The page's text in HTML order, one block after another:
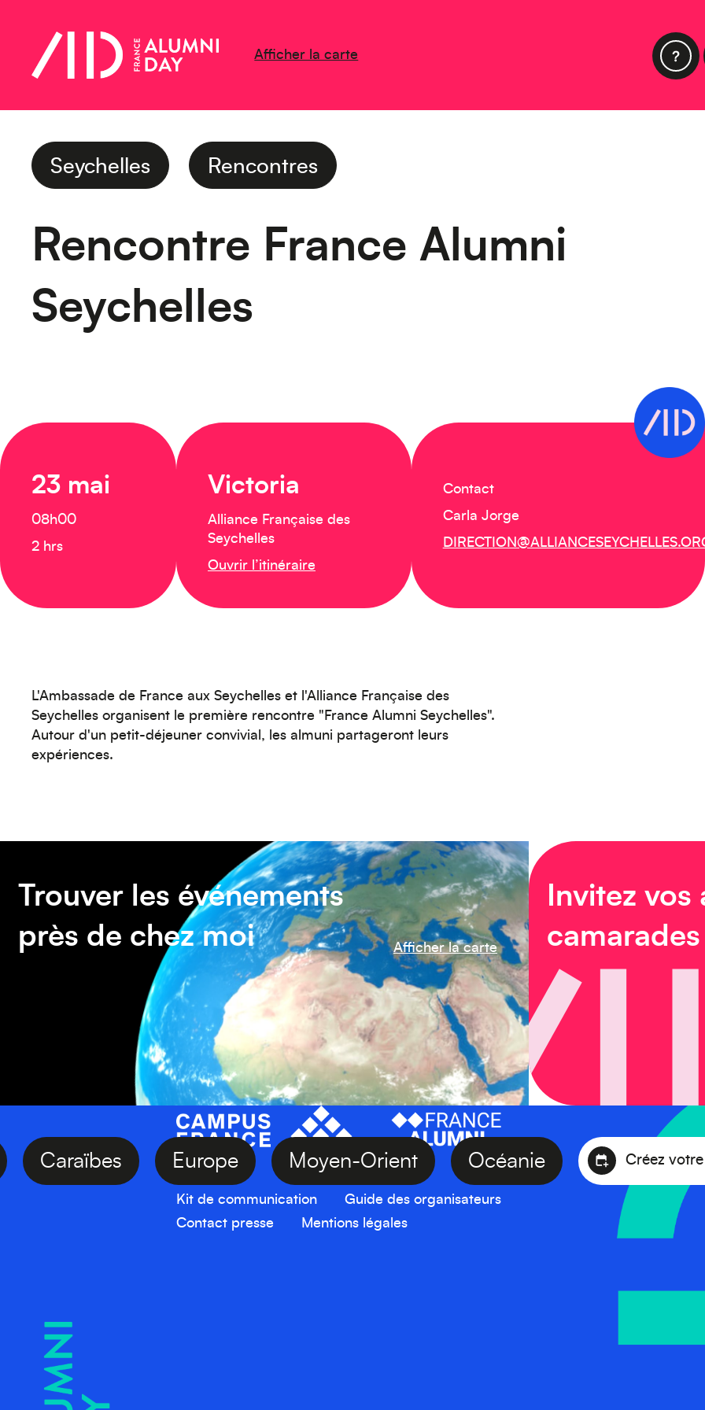
Afficher la carte
Seychelles Rencontres
Rencontre France Alumni
Seychelles
23 mai
08h00
2 hrs
Victoria
Alliance Française des
Seychelles
Ouvrir l’itinéraire
Contact
Carla Jorge
L'Ambassade de France aux Seychelles et l'Alliance Française des
Seychelles organisent le première rencontre "France Alumni Seychelles".
Autour d'un petit-déjeuner convivial, les almuni partageront leurs
expériences.
Trouver les événements
près de chez moi
Afficher la carte
Invitez vos
camarades
Caraïbes Europe Moyen-Orient Océanie Créez
Kit de communication
Guide des organisateurs
Contact presse
Mentions légales